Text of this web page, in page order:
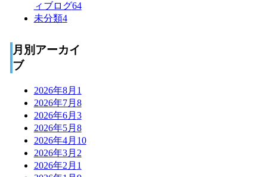
ィブログ64
未分類4
月別アーカイ
ブ
2026年8月 1
2026年7月 8
2026年6月 3
2026年5月 8
2026年4月 10
2026年3月 2
2026年2月 1